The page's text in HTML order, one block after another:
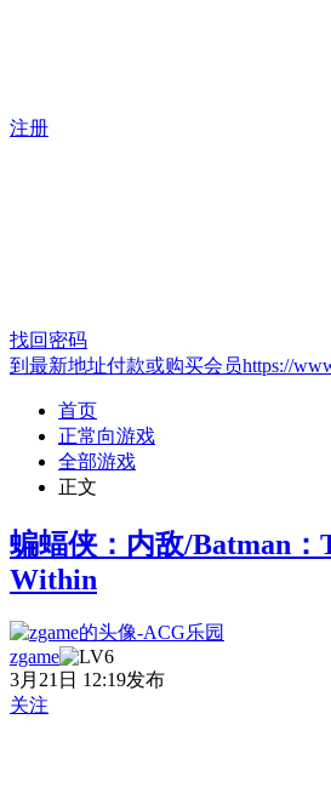
注册
找回密码
到最新地址付款或购买会员https://
首页
正常向游戏
全部游戏
正文
蝙蝠侠：内敌/Batman：
Within
zgame
3月21日 12:19发布
关注